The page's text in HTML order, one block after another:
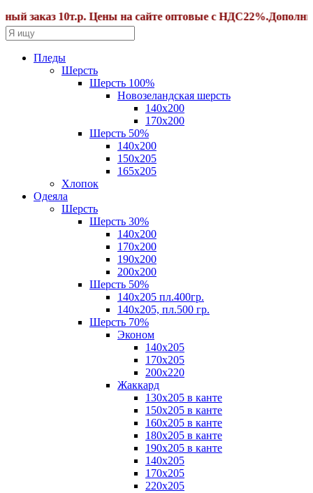
10т.р. Цены на сайте оптовые с
Пледы
Шерсть
Шерсть 100%
Новозеландская шерсть
140х200
170x200
Шерсть 50%
140x200
150х205
165х205
Хлопок
Одеяла
Шерсть
Шерсть 30%
140х200
170х200
190х200
200х200
Шерсть 50%
140х205 пл.400гр.
140х205, пл.500 гр.
Шерсть 70%
Эконом
140х205
170х205
200х220
Жаккард
130х205 в канте
150х205 в канте
160х205 в канте
180х205 в канте
190х205 в канте
140х205
170х205
220х205